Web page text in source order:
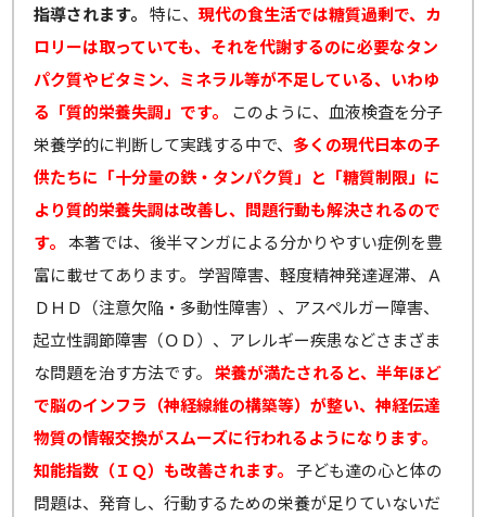
指導されます。 特に、現代の食生活では糖質過剰で、カ
ロリーは取っていても、それを代謝するのに必要なタン
パク質やビタミン、ミネラル等が不足している、いわゆ
る「質的栄養失調」です。
このように、血液検査を分子
栄養学的に判断して実践する中で、 多くの現代日本の子
供たちに「十分量の鉄・タンパク質」と「糖質制限」に
より質的栄養失調は改善し、問題行動も解決されるので
す。 本著では、後半マンガによる分かりやすい症例を豊
富に載せてあります。 学習障害、軽度精神発達遅滞、Ａ
ＤＨＤ（注意欠陥・多動性障害）、アスペルガー障害、
起立性調節障害（ＯＤ）、アレルギー疾患などさまざま
な問題を治す方法です。栄養が満たされると、半年ほど
で脳のインフラ（神経線維の構築等）が整い、神経伝達
物質の情報交換がスムーズに行われるようになります。
知能指数（ＩＱ）も改善されます。 子ども達の心と体の
問題は、発育し、行動するための栄養が足りていないだ